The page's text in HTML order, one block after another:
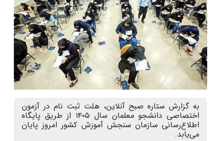
به گزارش ستاره صبح آنلاین، هلت ثبت نام در آزمون
اختصاصی دانشجو معلمان سال ۱۴۰۵ از طریق پایگاه
اطلاع‌رسانی سازمان سنجش آموزش کشور امروز پایان
می‌یابد.